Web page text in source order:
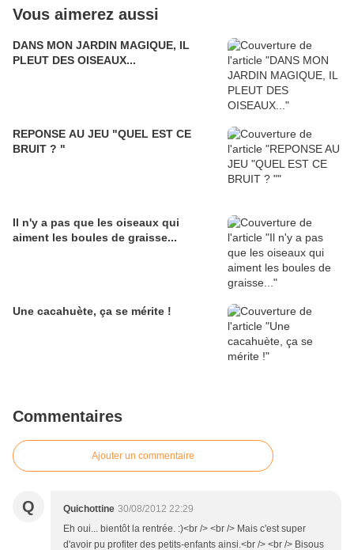
Vous aimerez aussi
DANS MON JARDIN MAGIQUE, IL
PLEUT DES OISEAUX...
REPONSE AU JEU "QUEL EST CE
BRUIT ? "
Il n'y a pas que les oiseaux qui
aiment les boules de graisse...
Une cacahuète, ça se mérite !
Commentaires
Ajouter un commentaire
Q Quichottine 30/08/2012 22:29
Eh oui... bientôt la rentrée. :)<br /> <br /> Mais c'est super
d'avoir pu profiter des petits-enfants ainsi.<br /> <br /> Bisous